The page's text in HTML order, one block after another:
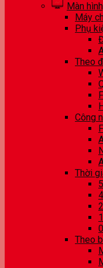
Màn
Máy
Phụ
Theo
Công
Thời
Theo